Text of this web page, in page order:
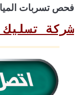
فحص تسربات
شركة